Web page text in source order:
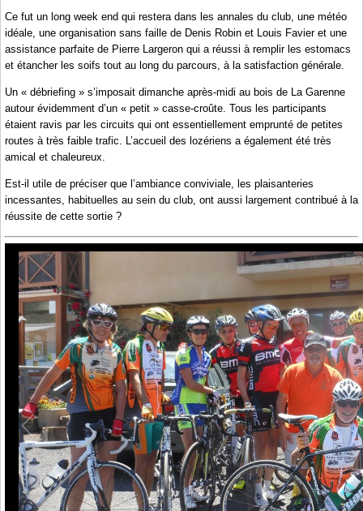
Ce fut un long week end qui restera dans les annales du club, une météo
idéale, une organisation sans faille de Denis Robin et Louis Favier et une
assistance parfaite de Pierre Largeron qui a réussi à remplir les estomacs
et étancher les soifs tout au long du parcours, à la satisfaction générale.
Un « débriefing » s’imposait dimanche après-midi au bois de La Garenne
autour évidemment d’un « petit » casse-croûte. Tous les participants
étaient ravis par les circuits qui ont essentiellement emprunté de petites
routes à très faible trafic. L’accueil des lozériens a également été très
amical et chaleureux.
Est-il utile de préciser que l’ambiance conviviale, les plaisanteries
incessantes, habituelles au sein du club, ont aussi largement contribué à la
réussite de cette sortie ?